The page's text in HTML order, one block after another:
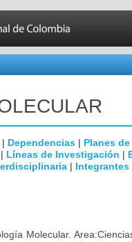
| Dependencias | Planes
| Líneas de Investigación |
| Integrantes
Molecular.